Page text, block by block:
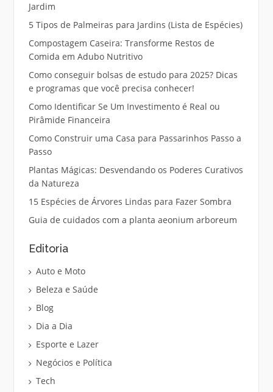
Jardim
5 Tipos de Palmeiras para Jardins (Lista de Espécies)
Compostagem Caseira: Transforme Restos de
Comida em Adubo Nutritivo
Como conseguir bolsas de estudo para 2025? Dicas
e programas que você precisa conhecer!
Como Identificar Se Um Investimento é Real ou
Pirâmide Financeira
Como Construir uma Casa para Passarinhos Passo a
Passo
Plantas Mágicas: Desvendando os Poderes Curativos
da Natureza
15 Espécies de Árvores Lindas para Fazer Sombra
Guia de cuidados com a planta aeonium arboreum
Editoria
Auto e Moto
Beleza e Saúde
Blog
Dia a Dia
Esporte e Lazer
Negócios e Política
Tech